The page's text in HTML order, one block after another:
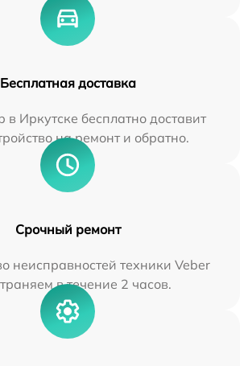
Бесплатная доставка
Иркутске бесплатно доставит
на ремонт и обратно.
Срочный ремонт
неисправностей техники Veber
в течение 2 часов.